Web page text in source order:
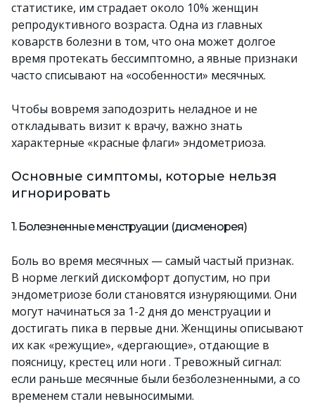
статистике, им страдает около 10% женщин
репродуктивного возраста. Одна из главных
коварств болезни в том, что она может долгое
время протекать бессимптомно, а явные признаки
часто списывают на «особенности» месячных.
Чтобы вовремя заподозрить неладное и не
откладывать визит к врачу, важно знать
характерные «красные флаги» эндометриоза.
Основные симптомы, которые нельзя
игнорировать
1. Болезненные менструации (дисменорея)
Боль во время месячных — самый частый признак.
В норме легкий дискомфорт допустим, но при
эндометриозе боли становятся изнуряющими. Они
могут начинаться за 1-2 дня до менструации и
достигать пика в первые дни. Женщины описывают
их как «режущие», «дергающие», отдающие в
поясницу, крестец или ноги . Тревожный сигнал:
если раньше месячные были безболезненными, а со
временем стали невыносимыми.